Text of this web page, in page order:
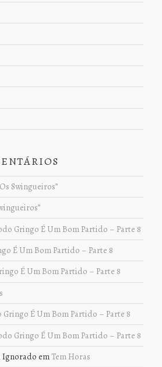
Swingueiros”
Gringo É Um Bom Partido – Parte 8
É Um Bom Partido – Parte 8
É Um Bom Partido – Parte 8
Gringo É Um Bom Partido – Parte 8
Gringo É Um Bom Partido – Parte 8
Ignorado em Tem Horas